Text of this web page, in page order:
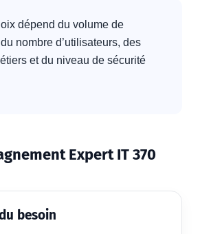
dépend du volume de
nombre d’utilisateurs, des
et du niveau de sécurité
Expert IT 370
besoin